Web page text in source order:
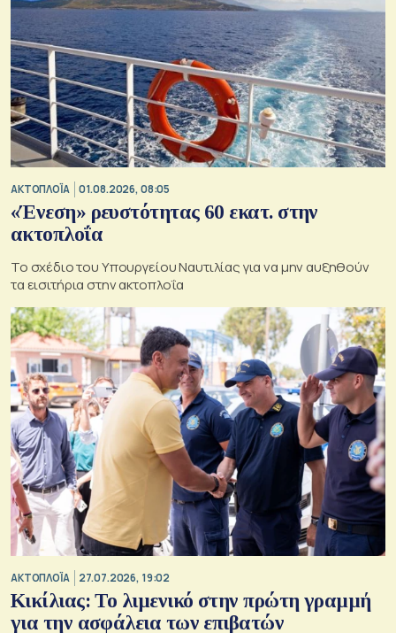
ΑΚΤΟΠΛΟΪΑ 01.08.2026, 08:05
«Ένεση» ρευστότητας 60 εκατ. στην
ακτοπλοΐα
Το σχέδιο του Υπουργείου Ναυτιλίας για να μην αυξηθούν
τα εισιτήρια στην ακτοπλοΐα
ΑΚΤΟΠΛΟΪΑ 27.07.2026, 19:02
Κικίλιας: Το λιμενικό στην πρώτη γραμμή
για την ασφάλεια των επιβατών